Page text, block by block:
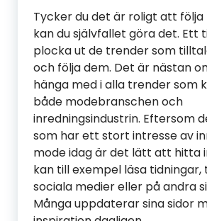
Tycker du det är roligt att följa
kan du självfallet göra det. Ett
plocka ut de trender som
och följa dem. Det är nästan
hänga med i alla trender som
både modebranschen och
inredningsindustrin. Eftersom
som har ett stort intresse av
mode idag är det lätt att hitta
kan till exempel läsa
sociala medier eller på andra
Många uppdaterar sina sidor